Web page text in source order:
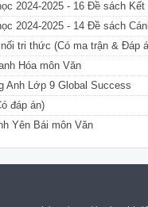
2024-2025 - 16 Đề sách Kết
2024-2025 - 14 Đề sách
tri thức (Có ma trận & Đáp
Hóa môn Văn
Anh Lớp 9 Global Success
đáp án)
Yên Bái môn Văn